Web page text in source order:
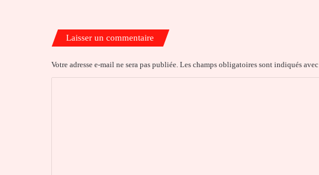
Laisser un commentaire
Votre adresse e-mail ne sera pas publiée. Les champs obligatoires sont indiqués avec